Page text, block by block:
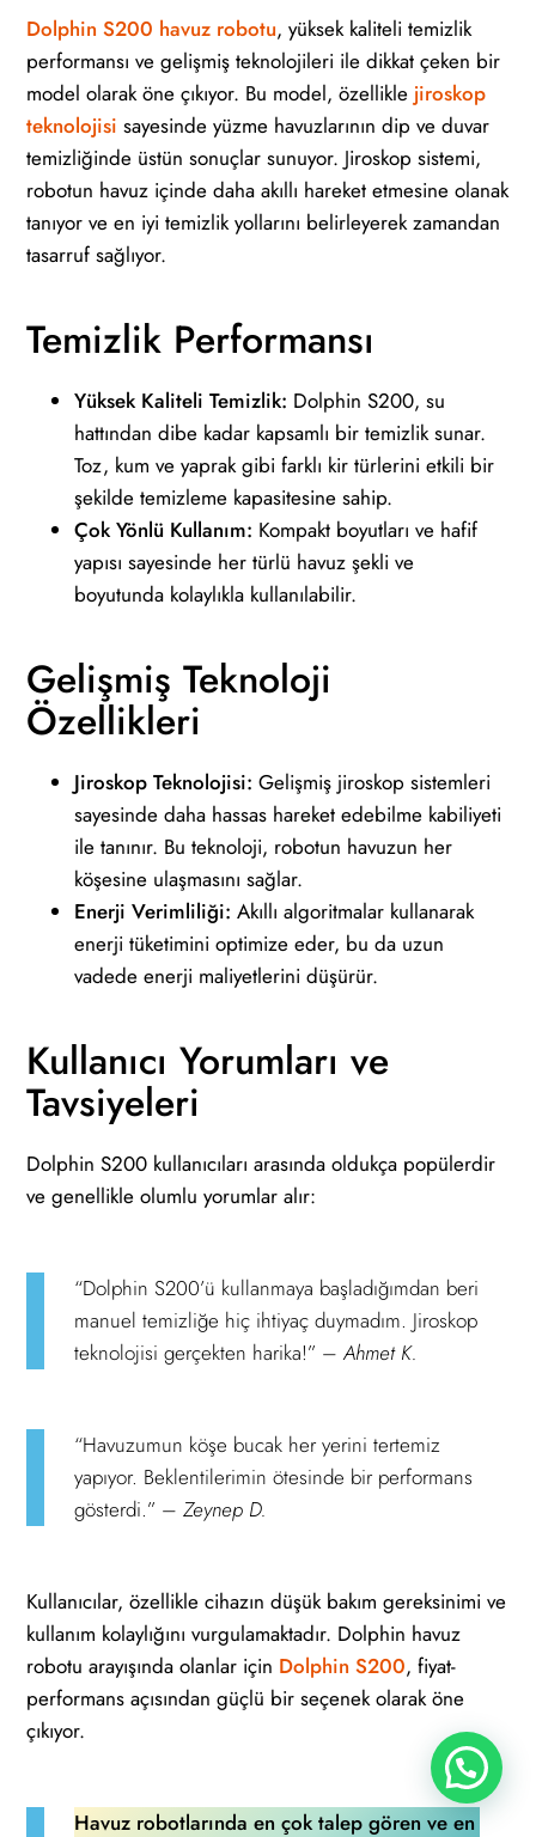
Dolphin S200 havuz robotu, yüksek kaliteli temizlik
performansı ve gelişmiş teknolojileri ile dikkat çeken bir
model olarak öne çıkıyor. Bu model, özellikle jiroskop
teknolojisi sayesinde yüzme havuzlarının dip ve duvar
temizliğinde üstün sonuçlar sunuyor. Jiroskop sistemi,
robotun havuz içinde daha akıllı hareket etmesine olanak
tanıyor ve en iyi temizlik yollarını belirleyerek zamandan
tasarruf sağlıyor.
Temizlik Performansı
Yüksek Kaliteli Temizlik: Dolphin S200, su
hattından dibe kadar kapsamlı bir temizlik sunar.
Toz, kum ve yaprak gibi farklı kir türlerini etkili bir
şekilde temizleme kapasitesine sahip.
Çok Yönlü Kullanım: Kompakt boyutları ve hafif
yapısı sayesinde her türlü havuz şekli ve
boyutunda kolaylıkla kullanılabilir.
Gelişmiş Teknoloji
Özellikleri
Jiroskop Teknolojisi: Gelişmiş jiroskop sistemleri
sayesinde daha hassas hareket edebilme kabiliyeti
ile tanınır. Bu teknoloji, robotun havuzun her
köşesine ulaşmasını sağlar.
Enerji Verimliliği: Akıllı algoritmalar kullanarak
enerji tüketimini optimize eder, bu da uzun
vadede enerji maliyetlerini düşürür.
Kullanıcı Yorumları ve
Tavsiyeleri
Dolphin S200 kullanıcıları arasında oldukça popülerdir
ve genellikle olumlu yorumlar alır:
“Dolphin S200’ü kullanmaya başladığımdan beri
manuel temizliğe hiç ihtiyaç duymadım. Jiroskop
teknolojisi gerçekten harika!” –Ahmet K.
“Havuzumun köşe bucak her yerini tertemiz
yapıyor. Beklentilerimin ötesinde bir performans
gösterdi.” – Zeynep D.
Kullanıcılar, özellikle cihazın düşük bakım gereksinimi ve
kullanım kolaylığını vurgulamaktadır. Dolphin havuz
robotu arayışında olanlar için Dolphin S200, fiyat-
performans açısından güçlü bir seçenek olarak öne
çıkıyor.
Havuz robotlarında en çok talep gören ve en